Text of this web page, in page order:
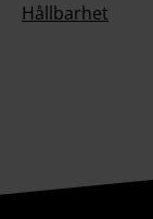
Hållbarhet